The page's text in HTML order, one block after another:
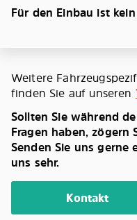
Für den Einbau ist
Weitere
finden Sie auf unseren
Sollten Sie während
Fragen haben, zögern
Senden Sie uns
uns sehr.
Kontakt